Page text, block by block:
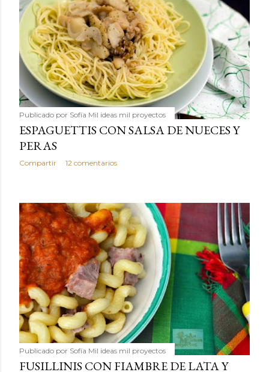
Publicado por Sofía Mil ideas mil proyectos
ESPAGUETTIS CON SALSA DE NUECES Y
PERAS
Compartir 12 comentarios
Publicado por Sofía Mil ideas mil proyectos
FUSILLINIS CON FIAMBRE DE LATA Y